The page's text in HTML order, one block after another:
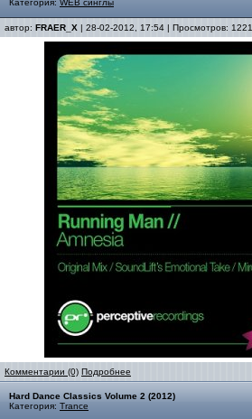
Категория: WEB синглы
автор: FRAER_X | 28-02-2012, 17:54 | Просмотров: 1221
Комментарии (0) Подробнее
Hard Dance Classics Volume 2 (2012)
Категория: Trance